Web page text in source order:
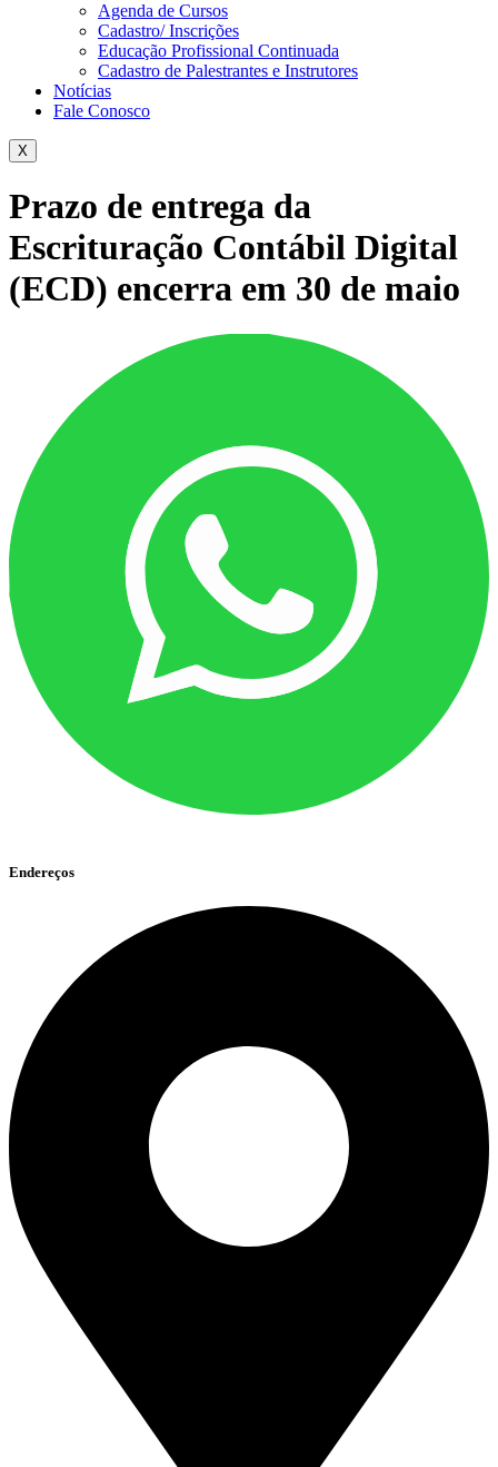
Agenda de Cursos
Cadastro/ Inscrições
Educação Profissional Continuada
Cadastro de Palestrantes e Instrutores
Notícias
Fale Conosco
X
Prazo de entrega da
Escrituração Contábil Digital
(ECD) encerra em 30 de maio
Endereços